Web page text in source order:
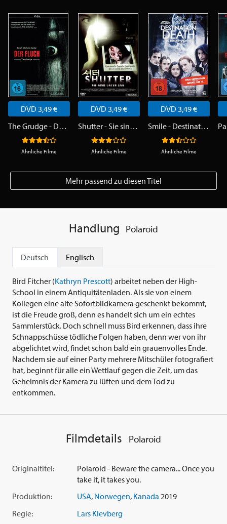
DVD 3,49 €
The Grudge - Der Fluch
Ähnliche Filme
DVD 3,49 €
Shutter - Sie sind unter uns
Ähnliche Filme
DVD 3,49 €
Smile - Destination Death
Ähnliche Filme
Mehr passend zu diesen Titel
Handlung Polaroid
Deutsch Englisch
Bird Fitcher (Kathryn Prescott) arbeitet neben der High-
School in einem Antiquitätenladen. Als sie von einem
Kollegen eine alte Sofortbildkamera geschenkt bekommt,
ist die Freude groß, denn es handelt sich um ein echtes
Sammlerstück. Doch schnell muss Bird erkennen, dass ihre
Schnappschüsse tödliche Folgen haben, denn wer von ihr
abgelichtet wird, findet schon bald ein grauenvolles Ende.
Nachdem sie auf einer Party mehrere Mitschüler fotografiert
hat, beginnt für alle ein Wettlauf gegen die Zeit, um das
Geheimnis der Kamera zu lüften und dem Tod zu
entkommen.
Filmdetails Polaroid
Originaltitel:
Polaroid - Beware the camera... Once you
take it, it takes you.
Produktion:
USA, Norwegen, Kanada 2019
Regie:
Lars Klevberg